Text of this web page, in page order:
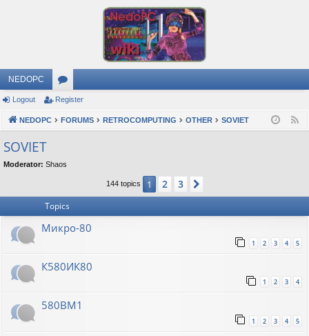
NEDOPC
or
u
s
Logout Register
NEDOPC FORUMS RETROCOMPUTING OTHER SOVIET
SOVIET
Moderator: Shaos
144 topics 1 2 3
Topics
Микро-80
1 2 3 4 5
К580ИК80
1 2 3 4
580ВМ1
1 2 3 4 5